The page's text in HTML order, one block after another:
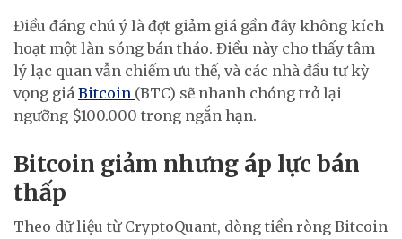
Điều đáng chú ý là đợt giảm giá gần đây không kích
hoạt một làn sóng bán tháo. Điều này cho thấy tâm
lý lạc quan vẫn chiếm ưu thế, và các nhà đầu tư kỳ
vọng giá Bitcoin (BTC) sẽ nhanh chóng trở lại
ngưỡng $100.000 trong ngắn hạn.
Bitcoin giảm nhưng áp lực bán
thấp
Theo dữ liệu từ CryptoQuant, dòng tiền ròng Bitcoin